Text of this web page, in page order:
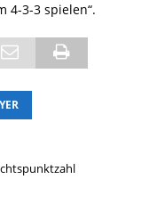
4-3-3 spielen“.